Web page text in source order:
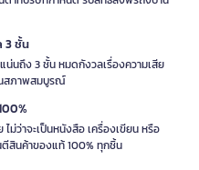
3 ชั้น
นถึง 3 ชั้น หมดกังวลเรื่องความเสีย
สภาพสมบูรณ์
ม่ว่าจะเป็นหนังสือ เครื่องเขียน หรือ
สินค้าของแท้ 100% ทุกชิ้น